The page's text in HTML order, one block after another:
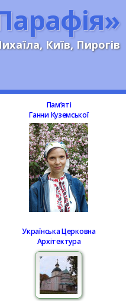
Київ, Пирогів
Памʼяті
Ганни Куземської
Українська Церковна
Архітектура